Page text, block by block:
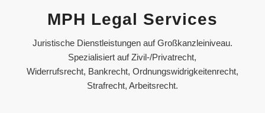
MPH Legal Services
Juristische Dienstleistungen auf Großkanzleiniveau.
Spezialisiert auf Zivil-/Privatrecht,
Widerrufsrecht, Bankrecht, Ordnungswidrigkeitenrecht,
Strafrecht, Arbeitsrecht.